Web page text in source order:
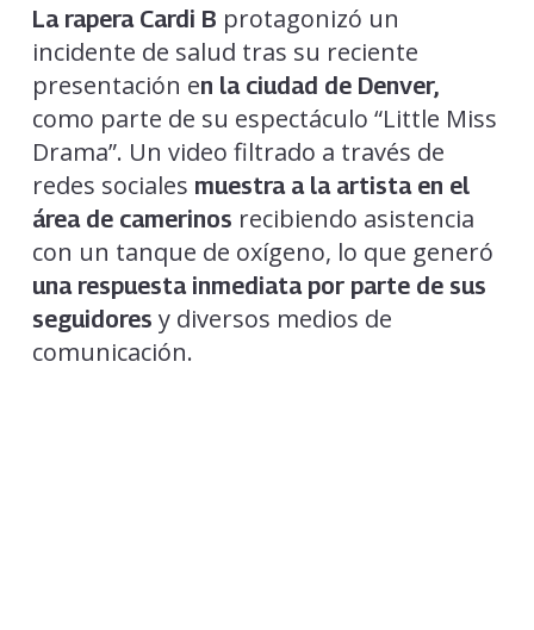
La rapera Cardi B protagonizó un
incidente de salud tras su reciente
presentación en la ciudad de Denver,
como parte de su espectáculo “Little Miss
Drama”. Un video filtrado a través de
redes sociales muestra a la artista en el
área de camerinos recibiendo asistencia
con un tanque de oxígeno, lo que generó
una respuesta inmediata por parte de sus
seguidores y diversos medios de
comunicación.